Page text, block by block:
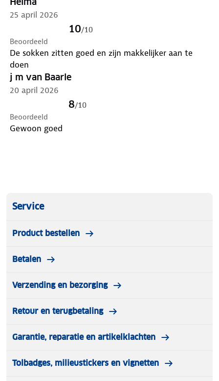
25 april 2026
10/10
Beoordeeld
De sokken zitten goed en zijn makkelijker aan te
doen
j m van Baarle
20 april 2026
8/10
Beoordeeld
Gewoon goed
Service
Product bestellen
Betalen
Verzending en bezorging
Retour en terugbetaling
Garantie, reparatie en artikelklachten
Tolbadges, milieustickers en vignetten